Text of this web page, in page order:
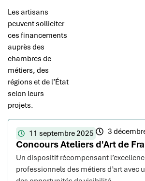
Les artisans
peuvent solliciter
ces financements
auprès des
chambres de
métiers, des
régions et de l’État
selon leurs
projets.
11 septembre 2025 3
Concours Ateliers d'Art de
Un dispositif récompensant
professionnels des métiers d’art avec